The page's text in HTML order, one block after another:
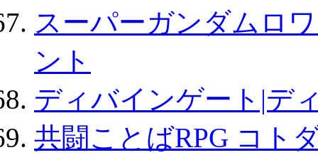
スーパーガンダムロ
ント
ディバインゲート|デ
共闘ことばRPG コト